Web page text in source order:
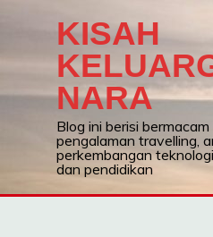
KISAH
NARA
Blog ini berisi
pengalaman travelling,
perkembangan
dan pendidikan